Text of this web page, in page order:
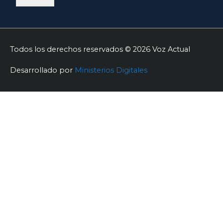
Todos los derechos reservados © 2026 Voz Actual
Desarrollado por Ministerios Digitales